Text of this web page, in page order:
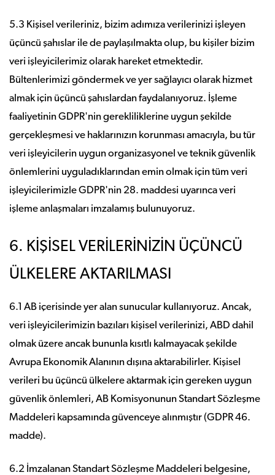
5.3 Kişisel verileriniz, bizim adımıza verilerinizi işleyen
üçüncü şahıslar ile de paylaşılmakta olup, bu kişiler bizim
veri işleyicilerimiz olarak hareket etmektedir.
Bültenlerimizi göndermek ve yer sağlayıcı olarak hizmet
almak için üçüncü şahıslardan faydalanıyoruz. İşleme
faaliyetinin GDPR'nin gerekliliklerine uygun şekilde
gerçekleşmesi ve haklarınızın korunması amacıyla, bu tür
veri işleyicilerin uygun organizasyonel ve teknik güvenlik
önlemlerini uyguladıklarından emin olmak için tüm veri
işleyicilerimizle GDPR'nin 28. maddesi uyarınca veri
işleme anlaşmaları imzalamış bulunuyoruz.
6. KİŞİSEL VERİLERİNİZİN ÜÇÜNCÜ
ÜLKELERE AKTARILMASI
6.1 AB içerisinde yer alan sunucular kullanıyoruz. Ancak,
veri işleyicilerimizin bazıları kişisel verilerinizi, ABD dahil
olmak üzere ancak bununla kısıtlı kalmayacak şekilde
Avrupa Ekonomik Alanının dışına aktarabilirler. Kişisel
verileri bu üçüncü ülkelere aktarmak için gereken uygun
güvenlik önlemleri, AB Komisyonunun Standart Sözleşme
Maddeleri kapsamında güvenceye alınmıştır (GDPR 46.
madde).
6.2 İmzalanan Standart Sözleşme Maddeleri belgesine,